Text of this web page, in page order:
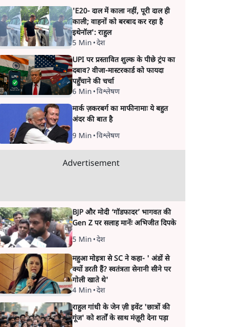
'E20- दाल में काला नहीं, पूरी दाल ही
काली; वाहनों को बरबाद कर रहा है
इथेनॉल': राहुल
5 Min •देश
UPI पर प्रस्तावित शुल्क के पीछे ट्रंप का
दबाव? वीजा-मास्टरकार्ड को फायदा
पहुँचाने की चर्चा
6 Min •विश्लेषण
मार्क ज़करबर्ग का माफीनामाः ये बहुत
अंदर की बात है
9 Min •विश्लेषण
Advertisement
BJP और मोदी ‘गॉडफादर’ भागवत की
Gen Z पर सलाह मानेंः अभिजीत दिपके
5 Min •देश
महुआ मोइत्रा से SC ने कहा- ' अंडों से
क्यों डरती हैं? स्वतंत्रता सेनानी सीने पर
गोली खाते थे'
4 Min •देश
राहुल गांधी के जेन ज़ी इवेंट 'छात्रों की
गूंज' को शर्तों के साथ मंज़ूरी देना पड़ा